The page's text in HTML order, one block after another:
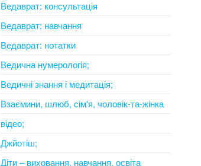
Ведаврат: консультація
Ведаврат: навчання
Ведаврат: нотатки
Ведична нумерологія;
Ведичні знання і медитація;
Взаємини, шлюб, сім'я, чоловік-та-жінка
відео;
Джйотіш;
Діти – виховання, навчання, освіта